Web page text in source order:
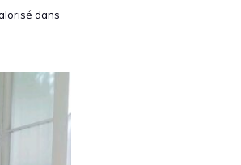
dans